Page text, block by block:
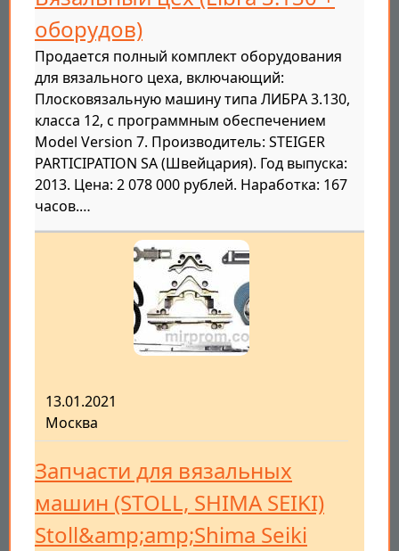
оборудов)
Продается полный комплект оборудования
для вязального цеха, включающий:
Плосковязальную машину типа ЛИБРА 3.130,
класса 12, с программным обеспечением
Model Version 7. Производитель: STEIGER
PARTICIPATION SA (Швейцария). Год выпуска:
2013. Цена: 2 078 000 рублей. Наработка: 167
часов.…
13.01.2021
Москва
Запчасти для вязальных
машин (STOLL, SHIMA SEIKI)
Stoll&amp;amp;Shima Seiki